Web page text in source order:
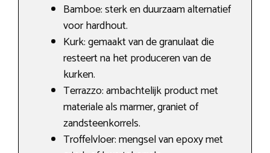
Bamboe: sterk en duurzaam alternatief
voor hardhout.
Kurk: gemaakt van de granulaat die
resteert na het produceren van de
kurken.
Terrazzo: ambachtelijk product met
materiale als marmer, graniet of
zandsteenkorrels.
Troffelvloer: mengsel van epoxy met